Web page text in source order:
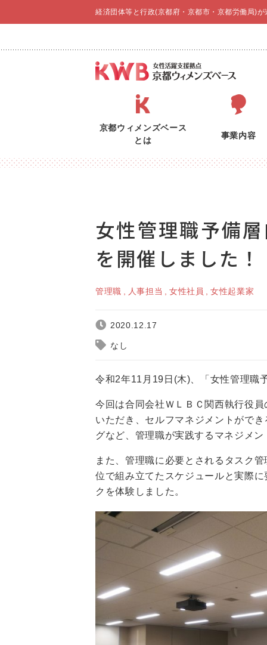
経済団体等と行政(京都府・京都市・京都労働局)
京都ウィメンズベース
とは
事業内容
女性管理職予備
を開催しました！
管理職 人事担当 女性社員 女性起業家
2020.12.17
なし
令和2年11月19日(木)、「女性管理職
今回は合同会社ＷＬＢＣ関西執行役
いただき、セルフマネジメントがで
グなど、管理職が実践するマネジメ
また、管理職に必要とされるタスク
位で組み立てたスケジュールと実際
クを体験しました。